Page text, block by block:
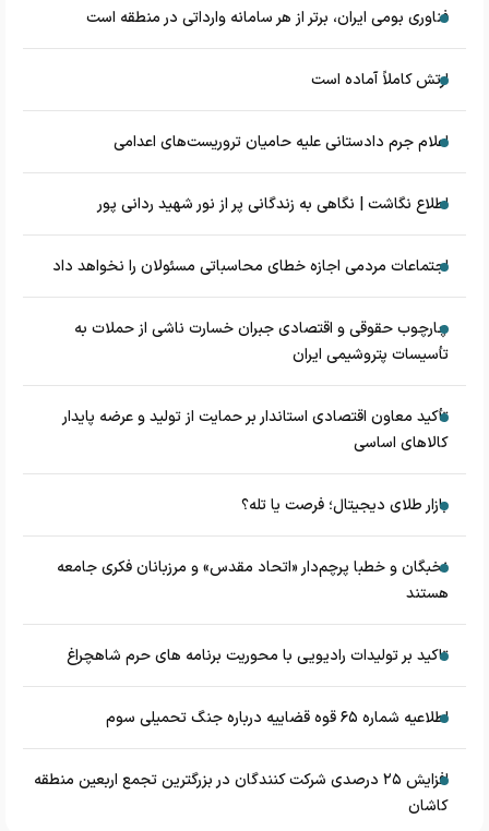
فناوری بومی ایران، برتر از هر سامانه وارداتی در منطقه است
ارتش کاملاً آماده است
اعلام جرم دادستانی علیه حامیان تروریست‌های اعدامی
اطلاع نگاشت | نگاهی به زندگانی پر از نور شهید ردانی پور
اجتماعات مردمی اجازه خطای محاسباتی مسئولان را نخواهد داد
چارچوب حقوقی و اقتصادی جبران خسارت ناشی از حملات به
تأسیسات پتروشیمی ایران
تأکید معاون اقتصادی استاندار بر حمایت از تولید و عرضه پایدار
کالاهای اساسی
بازار طلای دیجیتال؛ فرصت یا تله؟
نخبگان و خطبا پرچم‌دار «اتحاد مقدس» و مرزبانان فکری جامعه
هستند
تاکید بر تولیدات رادیویی با محوریت برنامه های حرم شاهچراغ
اطلاعیه شماره ۶۵ قوه قضاییه درباره جنگ تحمیلی سوم
افزایش ۲۵ درصدی شرکت کنندگان در بزرگترین تجمع اربعین منطقه
کاشان